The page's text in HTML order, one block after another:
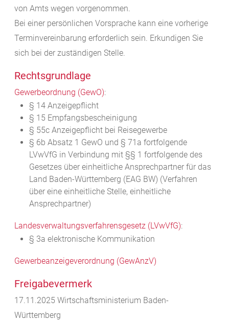
von Amts wegen vorgenommen.
Bei einer persönlichen Vorsprache kann eine vorherige
Terminvereinbarung erforderlich sein. Erkundigen Sie
sich bei der zuständigen Stelle.
Rechtsgrundlage
Gewerbeordnung (GewO):
§ 14 Anzeigepflicht
§ 15 Empfangsbescheinigung
§ 55c Anzeigepflicht bei Reisegewerbe
§ 6b Absatz 1 GewO und § 71a fortfolgende
LVwVfG in Verbindung mit §§ 1 fortfolgende des
Gesetzes über einheitliche Ansprechpartner für das
Land Baden-Württemberg (EAG BW) (Verfahren
über eine einheitliche Stelle, einheitliche
Ansprechpartner)
Landesverwaltungsverfahrensgesetz (LVwVfG):
§ 3a elektronische Kommunikation
Gewerbeanzeigeverordnung (GewAnzV)
Freigabevermerk
17.11.2025 Wirtschaftsministerium Baden-
Württemberg